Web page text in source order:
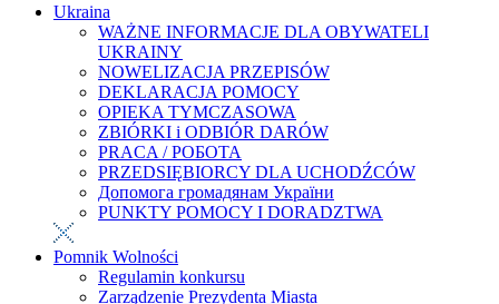
Ukraina
WAŻNE INFORMACJE DLA OBYWATELI
UKRAINY
NOWELIZACJA PRZEPISÓW
DEKLARACJA POMOCY
OPIEKA TYMCZASOWA
ZBIÓRKI i ODBIÓR DARÓW
PRACA / РОБОТА
PRZEDSIĘBIORCY DLA UCHODŹCÓW
Допомога громадянам України
PUNKTY POMOCY I DORADZTWA
Pomnik Wolności
Regulamin konkursu
Zarządzenie Prezydenta Miasta